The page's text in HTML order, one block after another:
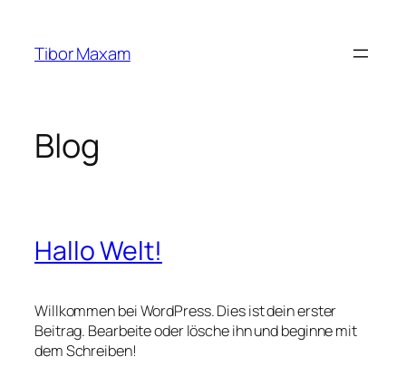
springen
Tibor Maxam
Blog
Hallo Welt!
Willkommen bei WordPress. Dies ist dein erster
Beitrag. Bearbeite oder lösche ihn und beginne mit
dem Schreiben!